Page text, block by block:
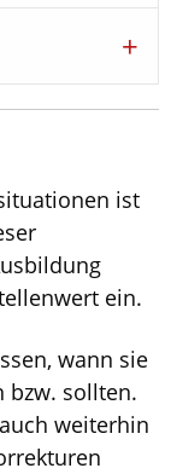
ist
ein.
wann sie
bzw. sollten.
weiterhin